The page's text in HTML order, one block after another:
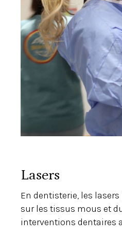
Lasers
En dentisterie, les
sur les tissus mous et
interventions dentaires